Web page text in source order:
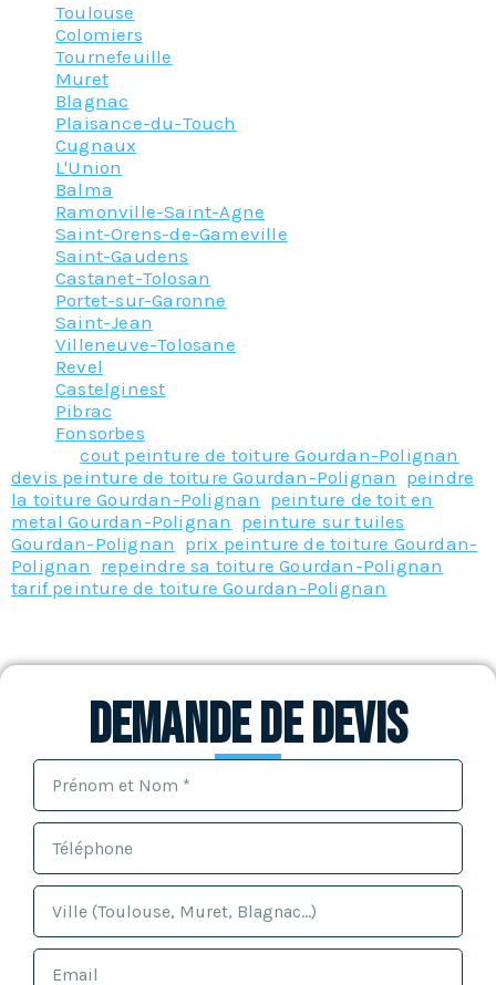
Toulouse
Colomiers
Tournefeuille
Muret
Blagnac
Plaisance-du-Touch
Cugnaux
L'Union
Balma
Ramonville-Saint-Agne
Saint-Orens-de-Gameville
Saint-Gaudens
Castanet-Tolosan
Portet-sur-Garonne
Saint-Jean
Villeneuve-Tolosane
Revel
Castelginest
Pibrac
Fonsorbes
Taggedcout peinture de toiture Gourdan-Polignan
devis peinture de toiture Gourdan-Polignan peindre
la toiture Gourdan-Polignan peinture de toit en
metal Gourdan-Polignan peinture sur tuiles
Gourdan-Polignan prix peinture de toiture Gourdan-
Polignan repeindre sa toiture Gourdan-Polignan
tarif peinture de toiture Gourdan-Polignan
Demande de devis